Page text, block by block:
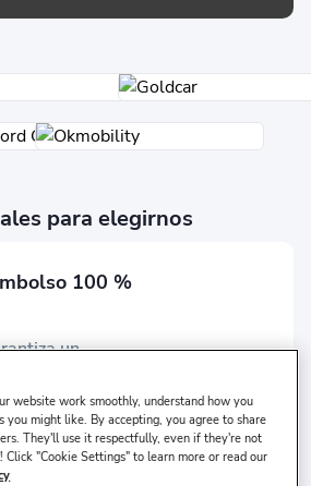
para elegirnos
100 %
un
está
viaje!
website work smoothly, understand how you
you might like. By accepting, you agree to share
They'll use it respectfully, even if they're not
Click "Cookie Settings" to learn more or read our